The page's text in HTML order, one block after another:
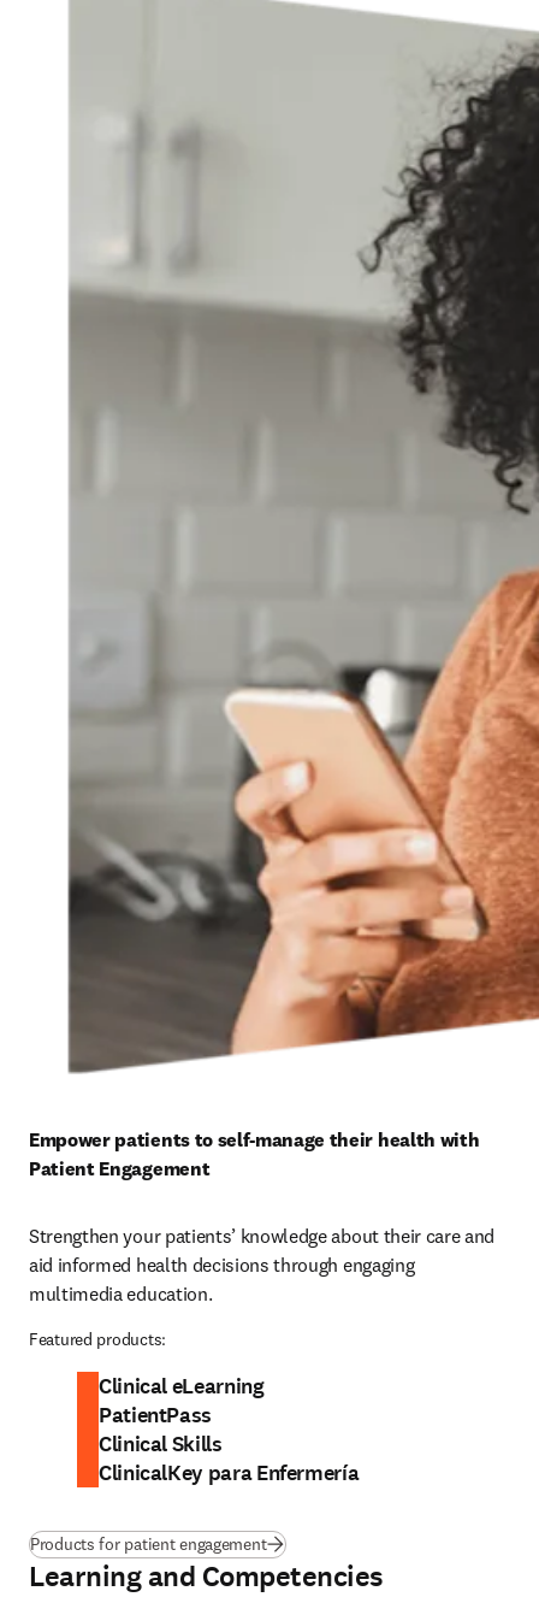
Empower patients to self-manage their health with
Patient Engagement
Strengthen your patients’ knowledge about their care and
aid informed health decisions through engaging
multimedia education.
Featured products:
Clinical eLearning
PatientPass
Clinical Skills
ClinicalKey para Enfermería
Products for patient engagement
Learning and Competencies